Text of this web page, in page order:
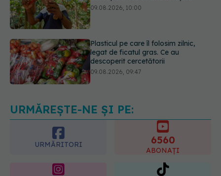
Plasticul pe care îl folosim zilnic,
Mai trebuie să numărăm caloriile ca
să slăbim? Ce se schimbă în era
URMĂREȘTE-NE ȘI PE:
URMĂRITORI 6560
ABONAȚI